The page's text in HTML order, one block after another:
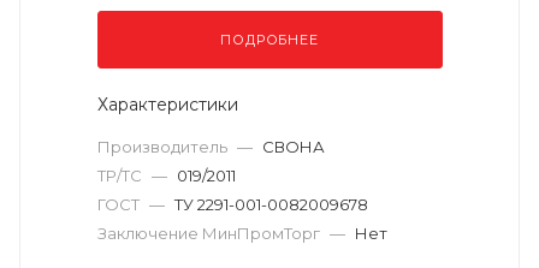
ПОДРОБНЕЕ
Характеристики
Производитель — СВОНА
ТР/ТС — 019/2011
ГОСТ — ТУ 2291-001-0082009678
Заключение МинПромТорг — Нет